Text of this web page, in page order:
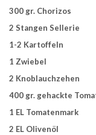
300 gr. Chorizos
2 Stangen Sellerie
1-2 Kartoffeln
1 Zwiebel
2 Knoblauchzehen
400 gr. gehackte
1 EL Tomatenmark
2 EL Olivenöl